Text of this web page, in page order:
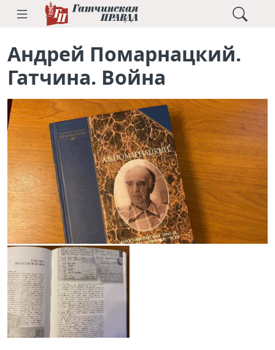
Андрей Помарнацкий.
Гатчина. Война